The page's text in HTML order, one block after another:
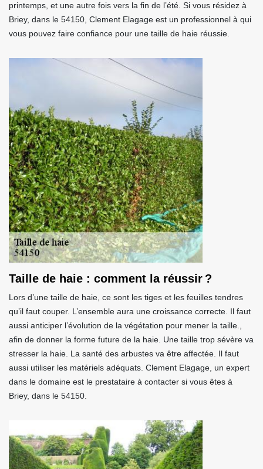
printemps, et une autre fois vers la fin de l’été. Si vous résidez à
Briey, dans le 54150, Clement Elagage est un professionnel à qui
vous pouvez faire confiance pour une taille de haie réussie.
Taille de haie : comment la réussir ?
Lors d’une taille de haie, ce sont les tiges et les feuilles tendres
qu’il faut couper. L’ensemble aura une croissance correcte. Il faut
aussi anticiper l’évolution de la végétation pour mener la taille.,
afin de donner la forme future de la haie. Une taille trop sévère va
stresser la haie. La santé des arbustes va être affectée. Il faut
aussi utiliser les matériels adéquats. Clement Elagage, un expert
dans le domaine est le prestataire à contacter si vous êtes à
Briey, dans le 54150.